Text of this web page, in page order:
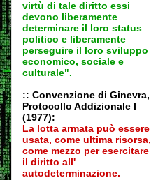
virtù di tale diritto essi
devono liberamente
determinare il loro status
politico e liberamente
perseguire il loro sviluppo
economico, sociale e
culturale".
:: Convenzione di Ginevra,
Protocollo Addizionale I
(1977):
La lotta armata può essere
usata, come ultima risorsa,
come mezzo per esercitare
il diritto all'
autodeterminazione.